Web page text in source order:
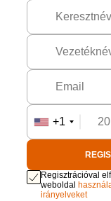
+1
Regisztrációval
weboldal
irányelveket